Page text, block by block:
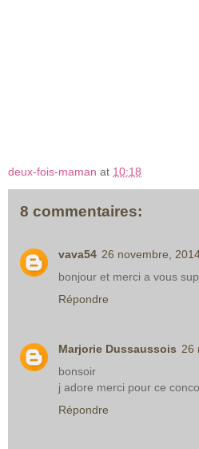
deux-fois-maman at 10:18
8 commentaires:
vava54 26 novembre,
bonjour et merci a vous
Répondre
Marjorie Dussaussois 26
bonsoir
j adore merci pour ce
Répondre